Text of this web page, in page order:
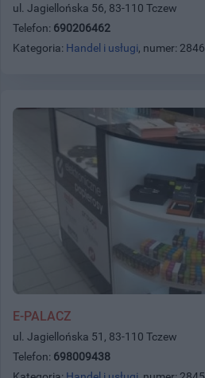
ul. Jagiellońska 56, 83-110 Tczew
Telefon: 690206462
Kategoria: Handel i usługi, numer: 2846
E-PALACZ
ul. Jagiellońska 51, 83-110 Tczew
Telefon: 698009438